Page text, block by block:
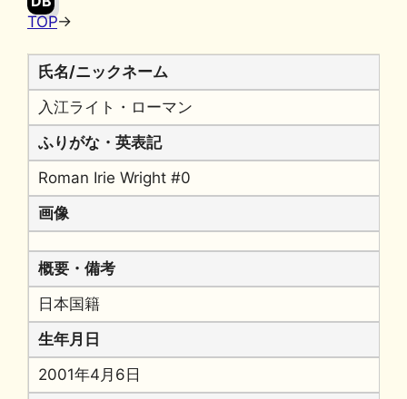
TOP→
氏名/ニックネーム
入江ライト・ローマン
ふりがな・英表記
Roman Irie Wright #0
画像
概要・備考
日本国籍
生年月日
2001年4月6日